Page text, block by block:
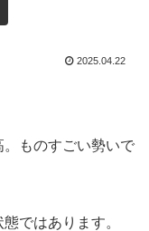
2025.04.22
。ものすごい勢いで
ではあります。